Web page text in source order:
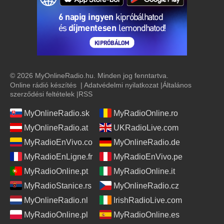
Összhang
Vajdaságon át
benne 14:00-kor Hírek
Délutáni híradó
Műsorismertető
15:35 -Heti klasszikus
16:00 -Lírai percek
16:30 -
16:35 -
mesejáték
17:30 -Hírek
17:35 - Horizont
18:00 -Durindó
© 2026 MyOnlineRadio.hu. Minden jog fenntartva.
Online rádió készítés | Adatvédelmi nyilatkozat |Általános
szerződési feltételek |RSS
MyOnlineRadio.sk
MyRadioOnline.ro
MyOnlineRadio.at
UKRadioLive.com
MyRadioEnVivo.co
MyOnlineRadio.de
MyRadioEnLigne.fr
MyRadioEnVivo.pe
MyRadioOnline.pt
MyRadioOnline.it
MyRadioStanice.rs
MyOnlineRadio.cz
MyOnlineRadio.nl
IrishRadioLive.com
MyRadioOnline.pl
MyRadioOnline.es